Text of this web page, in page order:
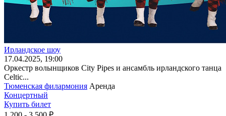
Ирландское шоу
17.04.2025, 19:00
Оркестр волынщиков City Pipes и ансамбль ирландского танца
Celtic...
Тюменская филармония Аренда
Концертный
Купить билет